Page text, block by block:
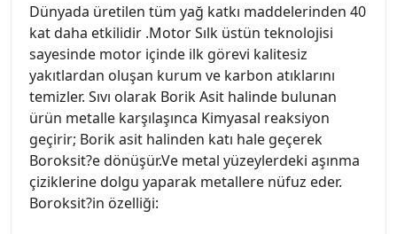
Dünyada üretilen tüm yağ katkı maddelerinden 40
kat daha etkilidir .Motor Sılk üstün teknolojisi
sayesinde motor içinde ilk görevi kalitesiz
yakıtlardan oluşan kurum ve karbon atıklarını
temizler. Sıvı olarak Borik Asit halinde bulunan
ürün metalle karşılaşınca Kimyasal reaksiyon
geçirir; Borik asit halinden katı hale geçerek
Boroksit?e dönüşür.Ve metal yüzeylerdeki aşınma
çiziklerine dolgu yaparak metallere nüfuz eder.
Boroksit?in özelliği: